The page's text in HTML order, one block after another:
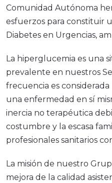
Comunidad Autónoma
esfuerzos para constituir
Diabetes en Urgencias,
La hiperglucemia es una
prevalente en nuestros
frecuencia es
una enfermedad en sí
inercia no terapéutica
costumbre y la escasa
profesionales sanitarios
La misión de nuestro
mejora de la calidad